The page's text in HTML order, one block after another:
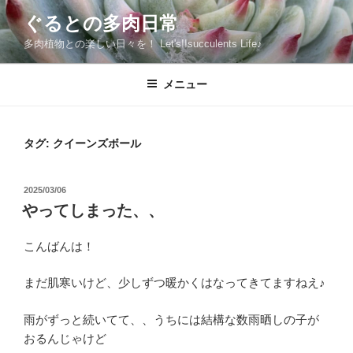
コ
ン
テ
ン
ぐるとの多肉日常
多肉植物との楽しい日々を！ Let's!!succulents Life♪
メニュー
タグ: クイーンズボール
投
稿
日:
2025/03/06
やってしまった、、
こんばんは！
まだ肌寒いけど、少しずつ暖かくはなってきてますねえ♪
雨がずっと続いてて、、うちには結構な数雨晒しの子が
おるんじゃけど